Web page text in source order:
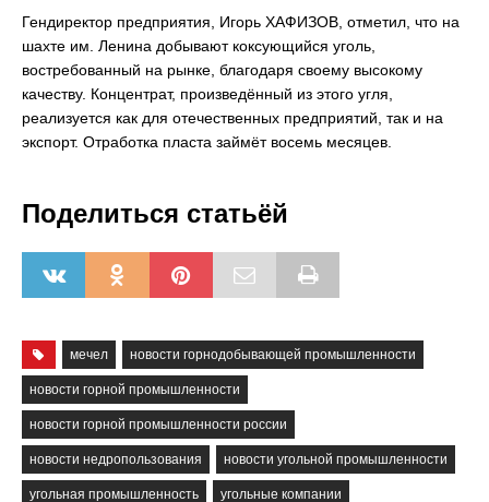
Гендиректор предприятия, Игорь ХАФИЗОВ, отметил, что на
шахте им. Ленина добывают коксующийся уголь,
востребованный на рынке, благодаря своему высокому
качеству. Концентрат, произведённый из этого угля,
реализуется как для отечественных предприятий, так и на
экспорт. Отработка пласта займёт восемь месяцев.
Поделиться статьёй
мечел новости горнодобывающей промышленности
новости горной промышленности
новости горной промышленности россии
новости недропользования новости угольной промышленности
угольная промышленность угольные компании